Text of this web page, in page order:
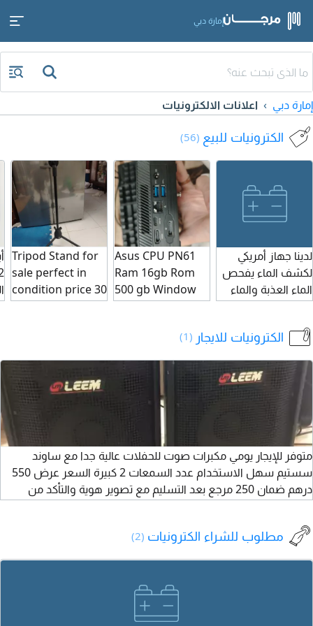
إمارة دبي
إمارة دبي اعلانات الالكترونيات
الكترونيات للبيع (56)
لدينا جهاز أمريكي
لكشف الماء يفحص
الماء العذبة والماء
المالح نعمل في
Asus CPU PN61
Ram 16gb Rom
500 gb Window
11 I7 8 gen
condition
available with all
cables asking
price is 920 price
negotiable
Tripod Stand for
sale perfect in
condition price 30
الكترونيات للايجار (1)
متوفر للإيجار يومي مكبرات صوت للحفلات عالية جدا مع ساوند
سستيم سهل الاستخدام عدد السمعات 2 كبيرة السعر عرض 550
درهم ضمان 250 مرجع بعد التسليم مع تصوير هوية والتأكد من
مطلوب للشراء الكترونيات (2)